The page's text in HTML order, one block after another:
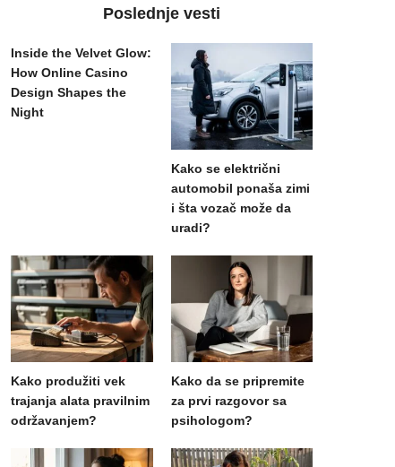
Poslednje vesti
Inside the Velvet Glow:
How Online Casino
Design Shapes the
Night
Kako se električni
automobil ponaša zimi
i šta vozač može da
uradi?
Kako produžiti vek
trajanja alata pravilnim
održavanjem?
Kako da se pripremite
za prvi razgovor sa
psihologom?